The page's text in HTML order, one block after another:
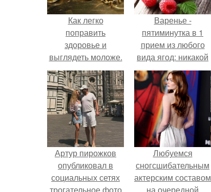
Как легко
поправить
здоровье и
выглядеть моложе.
Варенье -
пятиминутка в 1
прием из любого
вида ягод: никакой
длительной варки,
все витамины на
месте!
Артур пирожков
опубликовал в
социальных сетях
Любуемся
сногсшибательным
актерским составом